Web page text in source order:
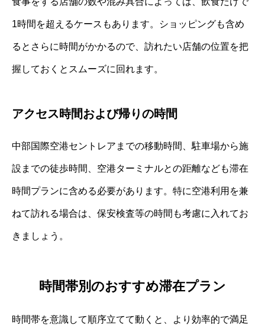
1時間を超えるケースもあります。ショッピングも含め
るとさらに時間がかかるので、訪れたい店舗の位置を把
握しておくとスムーズに回れます。
アクセス時間および帰りの時間
中部国際空港セントレアまでの移動時間、駐車場から施
設までの徒歩時間、空港ターミナルとの距離なども滞在
時間プランに含める必要があります。特に空港利用を兼
ねて訪れる場合は、保安検査等の時間も考慮に入れてお
きましょう。
時間帯別のおすすめ滞在プラン
時間帯を意識して順序立てて動くと、より効率的で満足